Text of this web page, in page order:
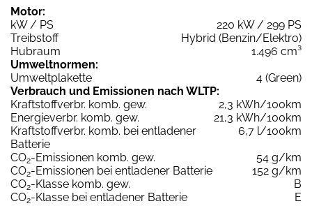
Motor:
kW / PS
220 kW / 299 PS
Treibstoff
Hybrid (Benzin/Elektro)
Hubraum
1.496 cm³
Umweltnormen:
Umweltplakette
4 (Green)
Verbrauch und Emissionen nach WLTP:
Kraftstoffverbr. komb. gew.
2,3 kWh/100km
Energieverbr. komb. gew.
21,3 kWh/100km
Kraftstoffverbr. komb. bei entladener
Batterie
6,7 l/100km
CO2-Emissionen komb. gew.
54 g/km
CO2-Emissionen bei entladener Batterie
152 g/km
CO2-Klasse komb. gew.
B
CO2-Klasse bei entladener Batterie
E